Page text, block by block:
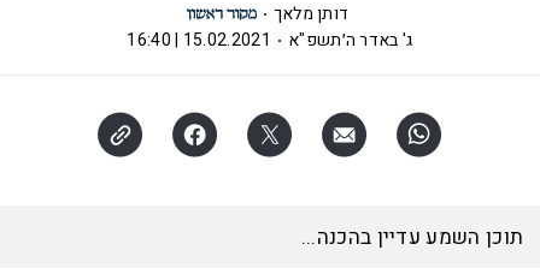
דותן מלאך
ג' באדר ה׳תשפ"א
15.02.2021 | 16:40